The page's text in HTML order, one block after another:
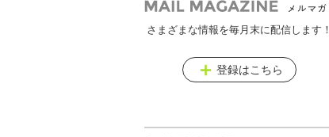
メールマガジン
さまざまな情報を毎月末に配信します！
登録はこちら